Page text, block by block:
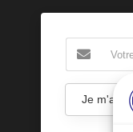
Je